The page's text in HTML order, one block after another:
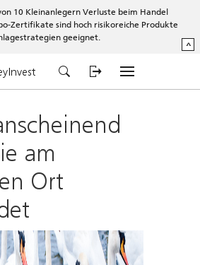
10 Kleinanlegern Verluste beim Handel
Zertifikate sind hoch risikoreiche Produkte
geeignet.
^
am
Ort